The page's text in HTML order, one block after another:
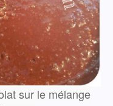
sur le mélange